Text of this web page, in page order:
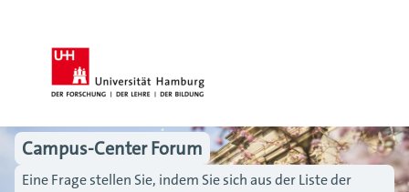
Campus-Center Forum
Eine Frage stellen Sie, indem Sie sich aus der Liste der